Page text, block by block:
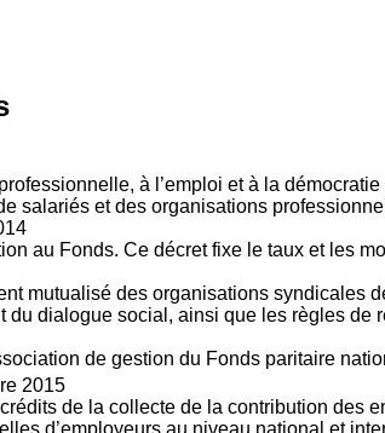
à l’emploi et à la
salariés et des organisations
au Fonds. Ce décret fixe le taux et les
mutualisé des organisations syndicales
du dialogue social, ainsi que les règles de
de gestion du Fonds paritaire
2015
de la collecte de la contribution des